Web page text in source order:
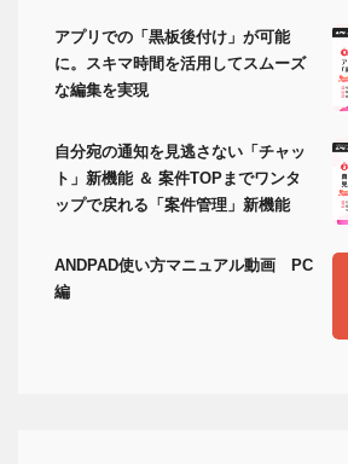
アプリでの「黒板後付け」が可能
に。スキマ時間を活用してスムーズ
な編集を実現
自分宛の通知を見逃さない「チャッ
ト」新機能 ＆ 案件TOPまでワンタ
ップで戻れる「案件管理」新機能
ANDPAD使い方マニュアル動画 PC
編